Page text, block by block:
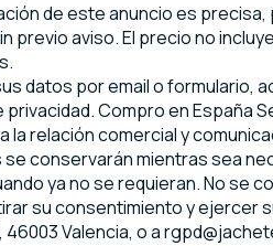
de este anuncio es
previo aviso. El precio no
datos por email o formulario,
privacidad. Compro en España
la relación comercial y
conservarán mientras sea
ya no se requieran. No se
su consentimiento y ejercer
46003 Valencia, o a